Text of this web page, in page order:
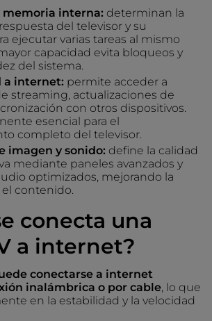
memoria interna: determinan la
del televisor y su
ejecutar varias tareas al mismo
capacidad evita bloqueos y
del sistema.
a internet: permite acceder a
streaming, actualizaciones de
con otros dispositivos.
esencial para el
completo del televisor.
imagen y sonido: define la calidad
mediante paneles avanzados y
optimizados, mejorando la
contenido.
conecta una
a internet?
conectarse a internet
inalámbrica o por cable , lo que
en la estabilidad y la velocidad